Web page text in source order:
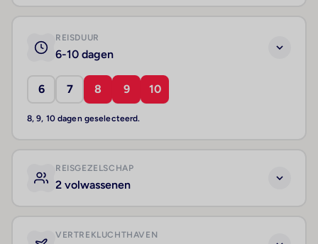
REISDUUR
6-10 dagen
6 7 8 9 10
8, 9, 10 dagen geselecteerd.
REISGEZELSCHAP
2 volwassenen
VERTREKLUCHTHAVEN